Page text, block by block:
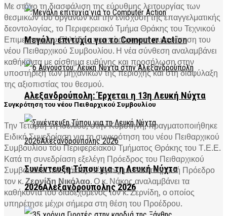
Μεγάλη επιτυχία για το Computer Action
Αλεξανδρούπολη: Έρχεται η 13η Λευκή Νύχτα
Συνέντευξη Τύπου για τη Λευκή Νύχτα
2026Αλεξανδρούπολης 2026
Με στόχο τη διασφάλιση της εύρυθμης λειτουργίας των
θεσμικών του οργάνων και την ενίσχυση της επαγγελματικής
δεοντολογίας, το Περιφερειακό Τμήμα Θράκης του Τεχνικού
Επιμελητηρίου Ελλάδας προχώρησε στη συγκρότηση του
νέου Πειθαρχικού Συμβουλίου. Η νέα σύνθεση αναλαμβάνει
καθήκοντα με αίσθημα ευθύνης και προσήλωση στην
υποστήριξη των μηχανικών της περιοχής και στη διαφύλαξη
της αξιοπιστίας του θεσμού.
Συγκρότηση του νέου Πειθαρχικού Συμβουλίου
Την Τετάρτη 1η Ιουλίου, στην Κομοτηνή, πραγματοποιήθηκε
Ειδική Συνεδρίαση για τη συγκρότηση του νέου Πειθαρχικού
Συμβουλίου του Περιφερειακού Τμήματος Θράκης του Τ.Ε.Ε.
Κατά τη συνεδρίαση εξελέγη Πρόεδρος του Πειθαρχικού
Συμβουλίου ο κ. Νάκος Στέργιος, με Αναπληρωτή Πρόεδρο
τον κ.Ζερνίδη Νικόλαο. Ο κ. Νάκος αναλαμβάνει τα
καθήκοντά του διαδεχόμενος τον κ. Ζερνίδη, ο οποίος
υπηρέτησε μέχρι σήμερα στη θέση του Προέδρου.